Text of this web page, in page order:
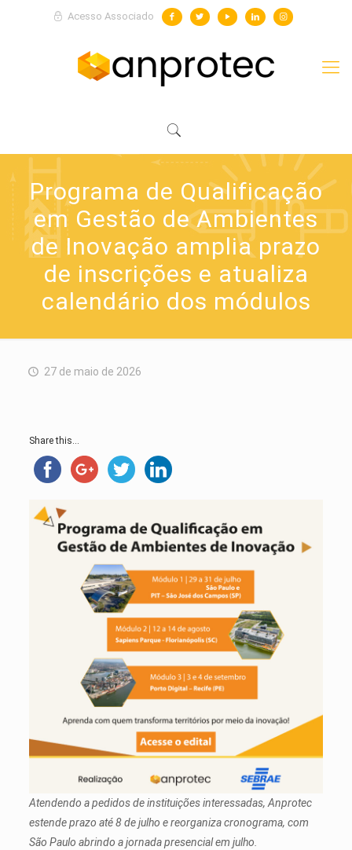
Acesso Associado
Programa de Qualificação
em Gestão de Ambientes
de Inovação amplia prazo
de inscrições e atualiza
calendário dos módulos
27 de maio de 2026
Share this...
Atendendo a pedidos de instituições interessadas, Anprotec
estende prazo até 8 de julho e reorganiza cronograma, com
São Paulo abrindo a jornada presencial em julho.